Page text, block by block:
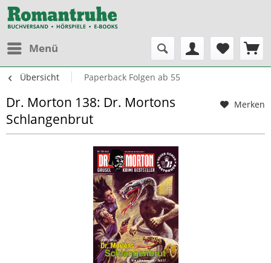
Menü
Übersicht Paperback Folgen ab 55
Merken
Dr. Morton 138: Dr. Mortons
Schlangenbrut